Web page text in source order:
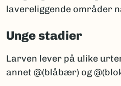
lavereliggende områder
Unge stadier
Larven lever på ulike
annet @(blåbær) og